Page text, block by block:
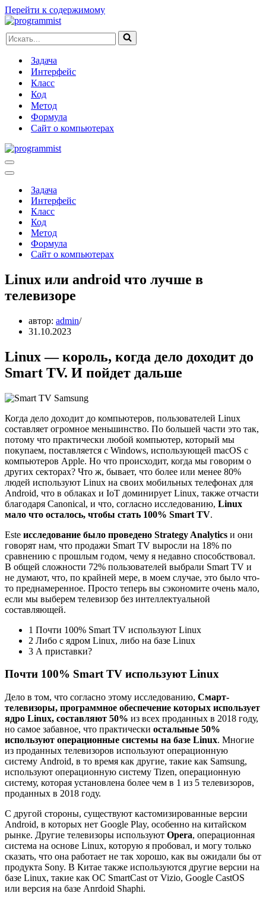
Перейти к содержимому
Искать...
Задача
Интерфейс
Класс
Код
Метод
Формула
Сайт о компьютерах
Меню
навигации
Меню
навигацииЗадача
Интерфейс
Класс
Код
Метод
Формула
Сайт о компьютерах
Linux или android что лучше в
телевизоре
автор: admin
31.10.2023
Linux — король, когда дело доходит до
Smart TV. И пойдет дальше
Когда дело доходит до компьютеров, пользователей Linux
составляет огромное меньшинство. По большей части это так,
потому что практически любой компьютер, который мы
покупаем, поставляется с Windows, использующей macOS с
компьютеров Apple. Но что происходит, когда мы говорим о
других секторах? Что ж, бывает, что более или менее 80%
людей используют Linux на своих мобильных телефонах для
Android, что в облаках и IoT доминирует Linux, также отчасти
благодаря Canonical, и что, согласно исследованию, Linux
мало что осталось, чтобы стать 100% Smart TV.
Este исследование было проведено Strategy Analytics и они
говорят нам, что продажи Smart TV выросли на 18% по
сравнению с прошлым годом, чему я недавно способствовал.
В общей сложности 72% пользователей выбрали Smart TV и
не думают, что, по крайней мере, в моем случае, это было что-
то преднамеренное. Просто теперь вы сэкономите очень мало,
если мы выберем телевизор без интеллектуальной
составляющей.
1 Почти 100% Smart TV используют Linux
2 Либо с ядром Linux, либо на базе Linux
3 А приставки?
Почти 100% Smart TV используют Linux
Дело в том, что согласно этому исследованию, Смарт-
телевизоры, программное обеспечение которых использует
ядро ​​Linux, составляют 50% из всех проданных в 2018 году,
но самое забавное, что практически остальные 50%
используют операционные системы на базе Linux. Многие
из проданных телевизоров используют операционную
систему Android, в то время как другие, такие как Samsung,
используют операционную систему Tizen, операционную
систему, которая установлена ​​более чем в 1 из 5 телевизоров,
проданных в 2018 году.
С другой стороны, существуют кастомизированные версии
Android, в которых нет Google Play, особенно на китайском
рынке. Другие телевизоры используют Opera, операционная
система на основе Linux, которую я пробовал, и могу только
сказать, что она работает не так хорошо, как вы ожидали бы от
продукта Sony. В Китае также используются другие версии на
базе Linux, такие как ОС SmartCast от Vizio, Google CastOS
или версия на базе Anrdoid Shaphi.